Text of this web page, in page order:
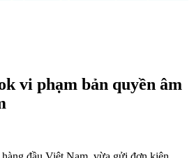
vi phạm bản quyền âm